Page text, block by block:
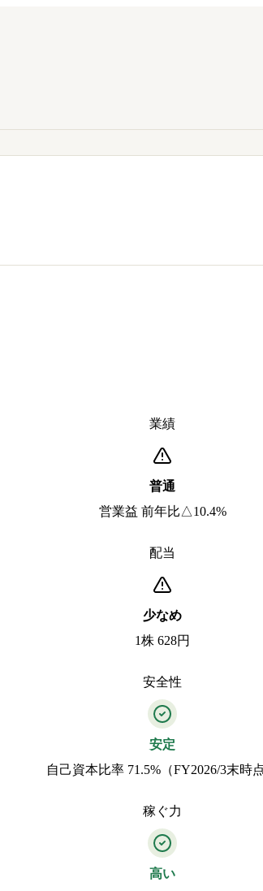
業績
普通
営業益 前年比△10.4%
配当
少なめ
1株 628円
安全性
安定
自己資本比率 71.5%（FY2026/3末時
稼ぐ力
高い